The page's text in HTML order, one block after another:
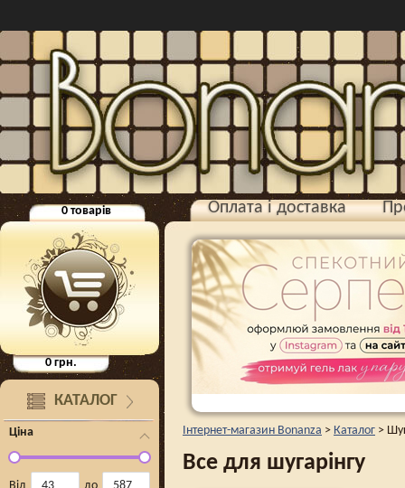
0 товарів
0грн.
КАТАЛОГ
Ціна
Оплата і доставка
Інтернет-магазин Bonanza > Каталог >
Все для шугарінгу